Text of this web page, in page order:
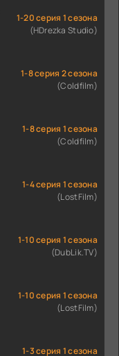
1-20 серия 1 сезона
(HDrezka Studio)
1-8 серия 2 сезона
(Coldfilm)
1-8 серия 1 сезона
(Coldfilm)
1-4 серия 1 сезона
(LostFilm)
1-10 серия 1 сезона
(DubLik.TV)
1-10 серия 1 сезона
(LostFilm)
1-3 серия 1 сезона